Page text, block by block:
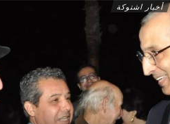
أخبار اشتوكة